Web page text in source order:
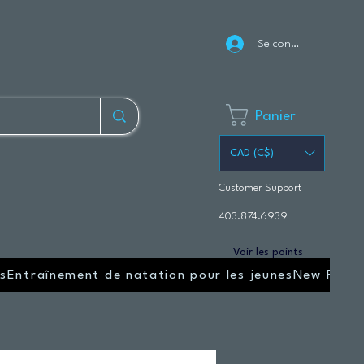
Se connecter
Panier
CAD (C$)
Customer Support
403.874.6939
Voir les points
Entraînement de natation pour les jeunes New Page